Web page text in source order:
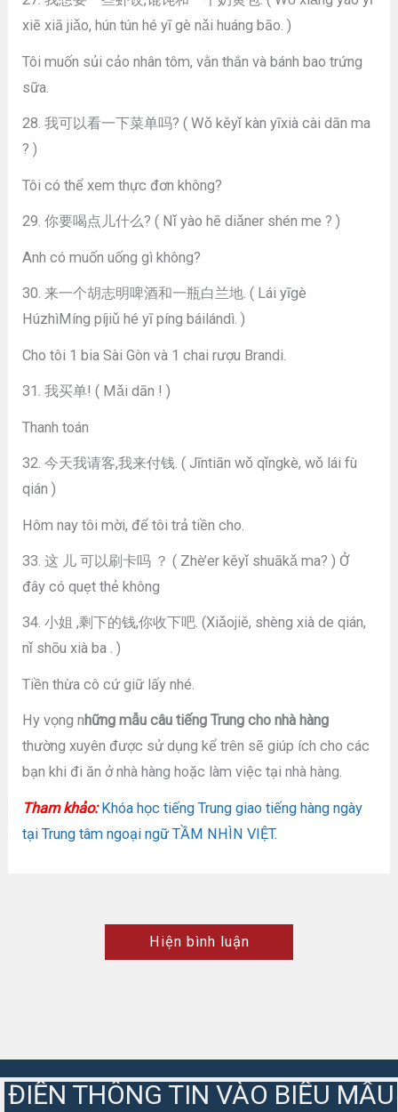
xiē xiā jiǎo, hún tún hé yī gè nǎi huáng bāo. )
Tôi muốn sủi cảo nhân tôm, vằn thắn và bánh bao trứng
sữa.
28. 我可以看一下菜单吗? ( Wǒ kěyǐ kàn yīxià cài dān ma
? )
Tôi có thể xem thực đơn không?
29. 你要喝点儿什么? ( Nǐ yào hē diǎner shén me ? )
Anh có muốn uống gì không?
30. 来一个胡志明啤酒和一瓶白兰地. ( Lái yīgè
HúzhìMíng píjiǔ hé yī píng báilándì. )
Cho tôi 1 bia Sài Gòn và 1 chai rượu Brandi.
31. 我买单! ( Mǎi dān ! )
Thanh toán
32. 今天我请客,我来付钱. ( Jīntiān wǒ qǐngkè, wǒ lái fù
qián )
Hôm nay tôi mời, để tôi trả tiền cho.
33. 这 儿 可以刷卡吗 ？ ( Zhè’er kěyǐ shuākǎ ma? ) Ở
đây có quẹt thẻ không
34. 小姐 ,剩下的钱,你收下吧. (Xiǎojiě, shèng xià de qián,
nǐ shōu xià ba . )
Tiền thừa cô cứ giữ lấy nhé.
Hy vọng n hững mẫu câu tiếng Trung cho nhà hàng
thường xuyên được sử dụng kể trên sẽ giúp ích cho các
bạn khi đi ăn ở nhà hàng hoặc làm việc tại nhà hàng.
Tham khảo: Khóa học tiếng Trung giao tiếng hàng ngày
tại Trung tâm ngoại ngữ TẦM NHÌN VIỆT.
Hiện bình luận
ĐIỀN THÔNG TIN VÀO BIỂU MẪU